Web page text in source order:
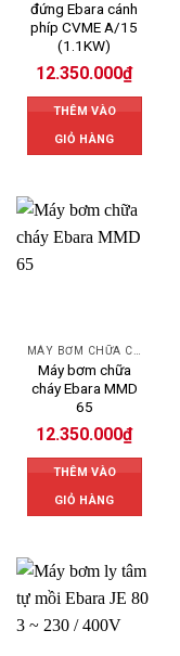
đứng Ebara cánh
phíp CVME A/15
(1.1KW)
12.350.000₫
THÊM VÀO
GIỎ HÀNG
Máy bơm chữa
cháy Ebara MMD
65
12.350.000₫
THÊM VÀO
GIỎ HÀNG